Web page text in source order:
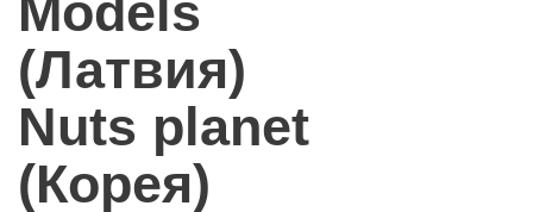
Models
(Латвия)
Nuts planet
(Корея)